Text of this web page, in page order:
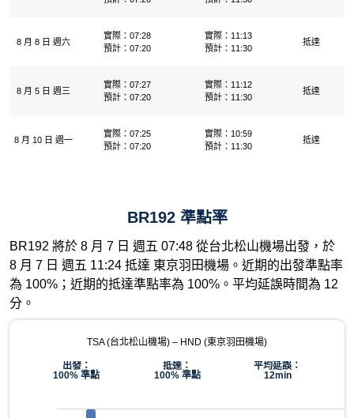
8 月 8 日 週六
實際：07:28
預計：07:20
實際：11:13
預計：11:30
抵達
8 月 5 日 週三
實際：07:27
預計：07:20
實際：11:12
預計：11:30
抵達
8 月 10 日 週一
實際：07:25
預計：07:20
實際：10:59
預計：11:30
抵達
BR192 準點率
BR192 將於 8 月 7 日 週五 07:48 從台北松山機場出發，於
8 月 7 日 週五 11:24 抵達 東京羽田機場。近期的出發準點率
為 100%；近期的抵達準點率為 100%。平均延誤時間為 12
分。
TSA (台北松山機場) – HND (東京羽田機場)
出發：
100% 準點
抵達：
100% 準點
平均延誤：
12min